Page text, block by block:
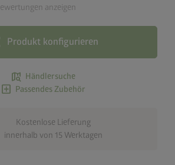
anzeigen
Produkt konfigurieren
map_search Händlersuche
add_box Passendes Zubehör
Kostenlose Lieferung
innerhalb von 15 Werktagen